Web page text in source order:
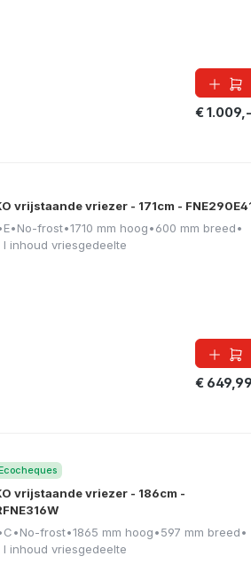
€ 1.009,-
vrijstaande vriezer - 171cm -
E•No-frost•1710 mm hoog•600 mm breed•
l inhoud vriesgedeelte
€
vrijstaande vriezer - 186cm -
C•No-frost•1865 mm hoog•597 mm breed•
l inhoud vriesgedeelte